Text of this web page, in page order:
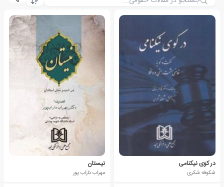
در کوی نیکنامی
شکوفه شکری
نیستان
مهراب داراب پور